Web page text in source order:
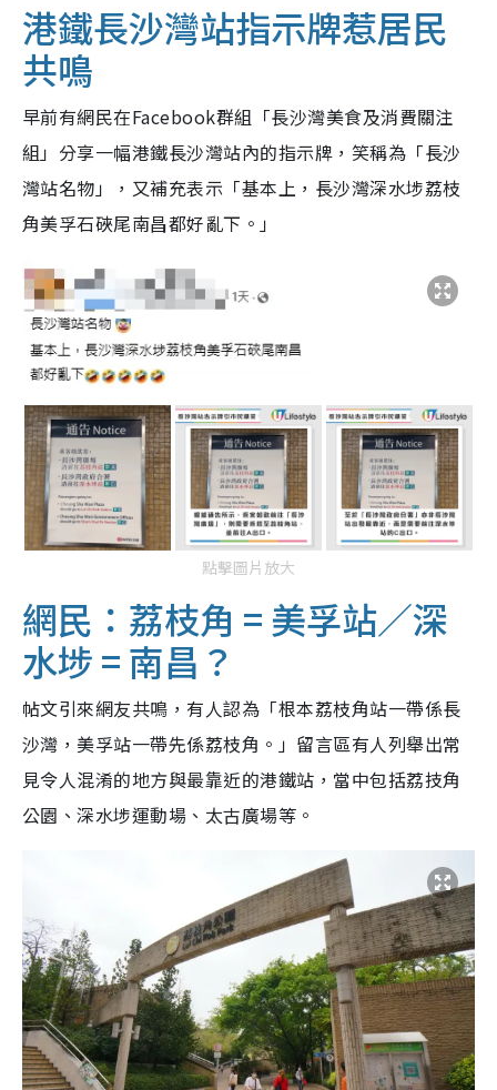
港鐵長沙灣站指示牌惹居民
共鳴
早前有網民在Facebook群組「長沙灣美食及消費關注
組」分享一幅港鐵長沙灣站內的指示牌，笑稱為「長沙
灣站名物」，又補充表示「基本上，長沙灣深水埗荔枝
角美孚石硤尾南昌都好亂下。」
點擊圖片放大
網民：荔枝角 = 美孚站／深
水埗 = 南昌？
帖文引來網友共鳴，有人認為「根本荔枝角站一帶係長
沙灣，美孚站一帶先係荔枝角。」留言區有人列舉出常
見令人混淆的地方與最靠近的港鐵站，當中包括荔技角
公園、深水埗運動場、太古廣場等。